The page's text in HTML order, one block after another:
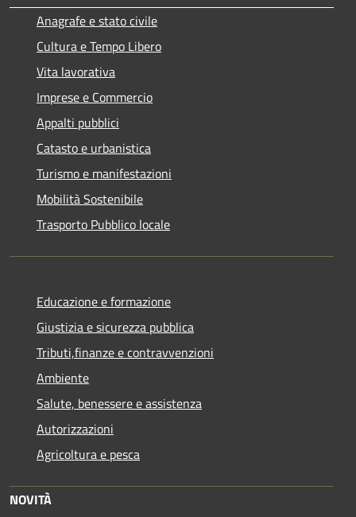
Anagrafe e stato civile
Cultura e Tempo Libero
Vita lavorativa
Imprese e Commercio
Appalti pubblici
Catasto e urbanistica
Turismo e manifestazioni
Mobilità Sostenibile
Trasporto Pubblico locale
Educazione e formazione
Giustizia e sicurezza pubblica
Tributi,finanze e contravvenzioni
Ambiente
Salute, benessere e assistenza
Autorizzazioni
Agricoltura e pesca
NOVITÀ